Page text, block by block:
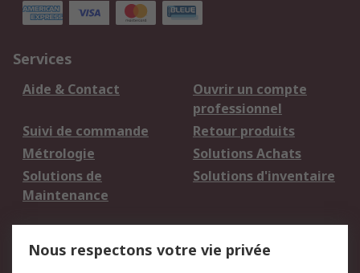
Services
Aide & Contact
Ouvrir un compte
professionnel
Suivi de commande
Retour produits
Métrologie
Solutions Achats
Solutions de
Maintenance
Solutions d'inventaire
Nous respectons votre vie privée